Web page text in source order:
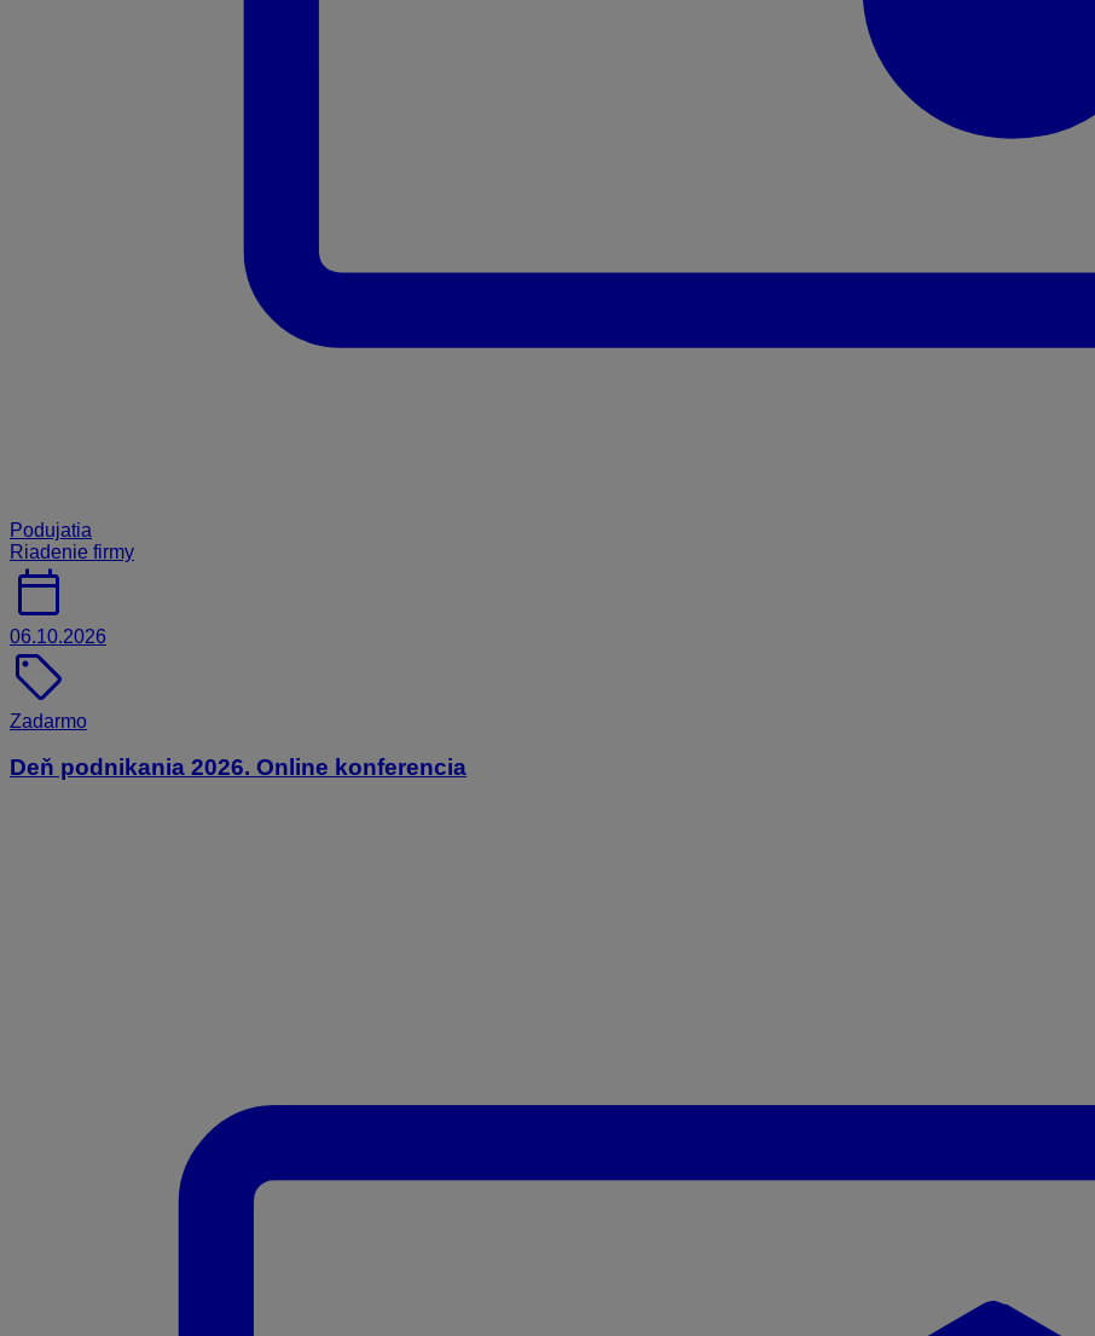
Podujatia
Riadenie firmy
calendar_today
06.10.2026
sell
Zadarmo
Deň podnikania 2026. Online konferencia